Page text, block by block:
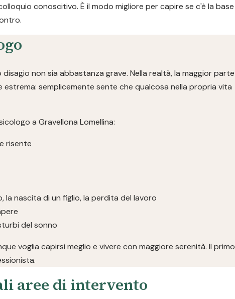
conoscitivo. È il modo migliore per capire se c'è la base
non sia abbastanza grave. Nella realtà, la maggior parte
semplicemente sente che qualcosa nella propria vita
a Gravellona Lomellina:
risente
la nascita di un figlio, la perdita del lavoro
del sonno
voglia capirsi meglio e vivere con maggiore serenità. Il primo
aree di intervento